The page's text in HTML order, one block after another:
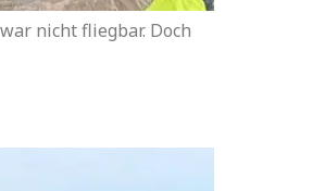
nicht fliegbar. Doch